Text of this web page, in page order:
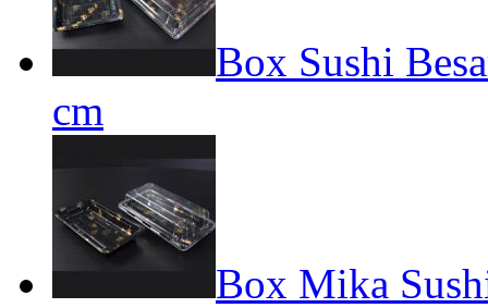
Box Sushi
cm
Box Mika